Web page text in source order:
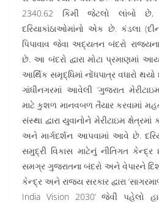
2340.62 કિમી જેટલો લાંબો
દરિયાકાંઠાઓમાંનો એક છે. કંડલા
પિપાવાવ જેવા અદ્યતન બંદરો
છે. આ બંદરો દ્વારા મોટા પ્રમાણમાં
આર્થિક સમૃદ્ધિમાં નોંધપાત્ર વધારો થયો
ગાંધીનગરમાં આવેલી ‘ગુજરાત મેરીટાઇમ
માટે કુશળ માનવબળ તૈયાર કરવામાં
સંસ્થા દ્વારા યુવાનોને મેરીટાઇમ ક્ષેત્રમાં
અને માર્ગદર્શન આપવામાં આવે છે.
સમુદ્રી વિકાસ માટેનું નીતિગત કેન્દ્ર
સમગ્ર ગુજરાતના બંદરો અને વેપારને
કેન્દ્ર અને રાજ્ય સરકાર દ્વારા
India Vision 2030’ જેવી પહેલો